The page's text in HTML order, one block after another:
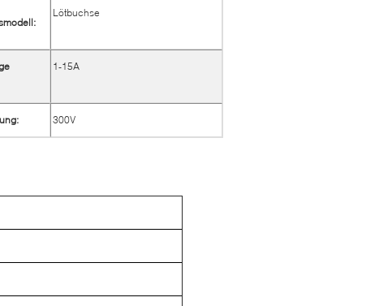
Lötbuchse
1-15A
300V